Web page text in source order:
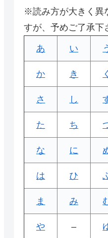
※読み方が大きく異
すが、予めご了承下
あ い
か き く
さ し
た ち
な に
は ひ
ま み
や –